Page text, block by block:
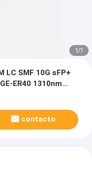
1/1
LC SMF 10G sFP+
ER40 1310nm
contacto